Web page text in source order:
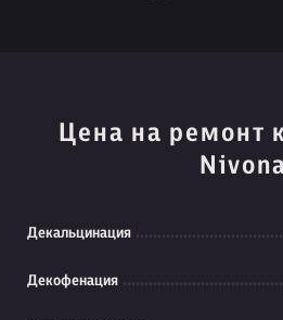
Цена на ремонт
Декальцинация
Декофенация